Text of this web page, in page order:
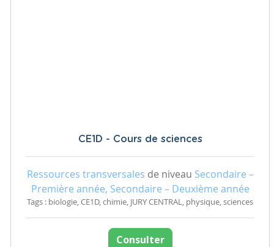
CE1D - Cours de sciences
Ressources transversales de niveau Secondaire –
Première année, Secondaire – Deuxième année
Tags : biologie, CE1D, chimie, JURY CENTRAL, physique, sciences
Consulter